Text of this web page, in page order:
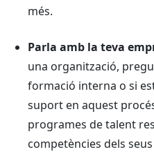
més.
Parla amb la teva
una organització,
formació interna o si
suport en aquest
programes detalent
competències dels